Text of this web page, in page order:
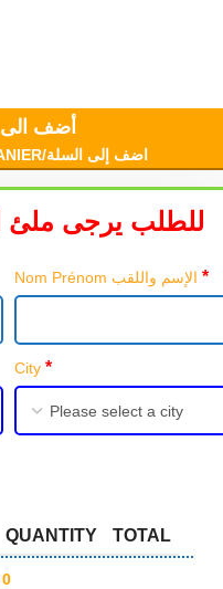
أضف
AJOUTER AU PANIER/اضف إلى السلة
للطلب يرجى ملئ
*
City *
QUANTITY TOTAL
0